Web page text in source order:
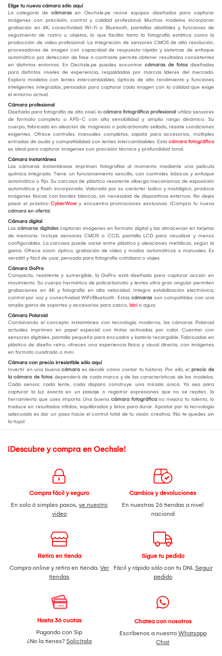
Elige tu nueva cámara sólo aquí
La categoría de cámaras en Oechsle.pe reúne equipos diseñados para capturar
imágenes con precisión, control y calidad profesional. Muchos modelos incorporan
grabación en 4K, conectividad Wi-Fi o Bluetooth, pantallas abatibles y funciones de
seguimiento de rostro u objetos, lo que facilita tanto la fotografía estática como la
producción de video profesional. La integración de sensores CMOS de alta resolución,
procesadores de imagen con capacidad de respuesta rápida y sistemas de enfoque
automático por detección de fase o contraste permite obtener resultados consistentes
en distintos entornos. En Oechsle.pe puedes encontrar cámaras de fotos diseñadas
para distintos niveles de experiencia, respaldadas por marcas líderes del mercado.
Explora modelos con lentes intercambiables, ópticas de alto rendimiento y funciones
inteligentes integradas, pensados para capturar cada imagen con la calidad que exige
el entorno actual.
Cámara profesional
Diseñada para fotografía de alto nivel, la cámara fotográfica profesional utiliza sensores
de formato completo o APS-C con alta sensibilidad y amplio rango dinámico. Su
cuerpo, fabricado en aleación de magnesio o policarbonato sellado, resiste condiciones
exigentes. Ofrece controles manuales completos, zapata para accesorios, múltiples
entradas de audio y compatibilidad con lentes intercambiables. Esta cámara fotográfica
es ideal para capturar imágenes con precisión técnica y profundidad tonal.
Cámara instantánea
Las cámaras instantáneas imprimen fotografías al momento mediante una película
química integrada. Tiene un funcionamiento sencillo, con controles básicos y enfoque
automático o fijo. Su carcasa de plástico resistente alberga mecanismos de exposición
automática y flash incorporado. Valorada por su carácter lúdico y nostálgico, produce
imágenes físicas con bordes blancos, sin necesidad de dispositivos externos. No dejes
pasar el próximo CyberWow y encuentra promociones exclusivas. ¡Compra tu nueva
cámara en oferta!
Cámara digital
Las cámaras digitales capturan imágenes en formato digital y las almacenan en tarjetas
de memoria. Incluye sensores CMOS o CCD, pantalla LCD para visualizar y menús
configurables. La carcasa puede variar entre plástico y aleaciones metálicas, según la
gama. Ofrece zoom óptico, grabación de video y modos automáticos o manuales. Es
versátil y fácil de usar, pensada para fotografía cotidiana o viajes.
Cámara GoPro
Compacta, resistente y sumergible, la GoPro está diseñada para capturar acción en
movimiento. Su cuerpo hermético de policarbonato y lentes ultra gran angular permiten
grabaciones en 4K y fotografía en alta velocidad. Integra estabilización electrónica,
control por voz y conectividad WiFi/Bluetooth. Estas cámaras son compatibles con una
amplia gama de soportes y accesorios para casco, bicio agua.
Cámara Polaroid
Combinando el concepto instantáneo con tecnología moderna, las cámaras Polaroid
actuales imprimen en papel especial con tintas activadas por calor. Cuentan con
sensores digitales, pantalla pequeña para encuadre y batería recargable. Fabricadas en
plástico de diseño retro, ofrecen una experiencia física y visual directa, con imágenes
en formato cuadrado o mini.
Cámara con precio irresistible sólo aquí
Invertir en una buena cámara es decidir cómo contar tu historia. Por ello, el precio de
la cámara de fotos dependerá de cada marca y de las características de los modelos.
Cada sensor, cada lente, cada disparo construye una mirada única. Ya sea para
capturar la luz exacta en un paisaje o registrar expresiones que no se repiten, la
herramienta que uses importa. Una buena cámara fotográfica no mejora tu talento, lo
traduce en resultados nítidos, equilibrados y listos para durar. Apostar por la tecnología
adecuada es dar un paso hacia el control total de tu visión creativa. ¡No te quedes sin
la tuya!
¡Descubre y compra en Oechsle!
Compra fácil y seguro
En solo 6 simples pasos, ve nuestro
video
Cambios y devoluciones
En nuestras 26 tiendas a nivel
nacional
Retiro en tienda
Compra online y retira en tienda. Ver
tiendas
Sigue tu pedido
Fácil y rápido sólo con tu DNI. Seguir
pedido
Hasta 36 cuotas
Pagando con Sip
¿No la tienes? Solicítala
Chatea con nosotros
Escríbenos a nuestro Whatsapp
Chat